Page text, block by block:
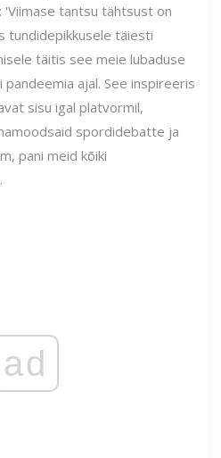
tantsu tähtsust on
tundidepikkusele täiesti
täitis see meie lubaduse
ajal. See inspireeris
sisu igal platvormil,
spordidebatte ja
pani meid kõiki
ad